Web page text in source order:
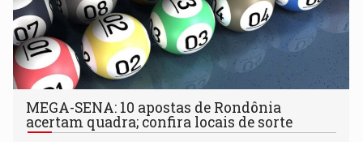
MEGA-SENA: 10 apostas de Rondônia
acertam quadra; confira locais de sorte